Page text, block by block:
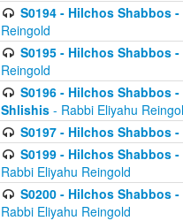
S0194 - Hilchos Shabbos
Reingold
S0195 - Hilchos Shabbos
Reingold
S0196 - Hilchos Shabbos
Shlishis - Rabbi Eliyahu
S0197 - Hilchos Shabbos
S0199 - Hilchos Shabbos
Rabbi Eliyahu Reingold
S0200 - Hilchos Shabbos
Rabbi Eliyahu Reingold